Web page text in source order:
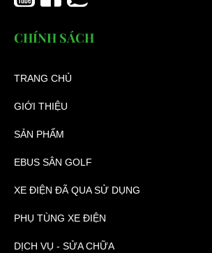
CHÍNH SÁCH
TRANG CHỦ
GIỚI THIỆU
SẢN PHẨM
EBUS SÂN GOLF
XE ĐIỆN ĐÃ QUA SỬ DỤNG
PHỤ TÙNG XE ĐIỆN
DỊCH VỤ - SỬA CHỮA